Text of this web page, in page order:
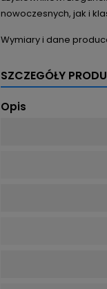
nowoczesnych, jak i
Wymiary i dane
SZCZEGÓŁY
Opis